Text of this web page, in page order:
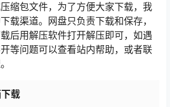
缩包文件，为了方便大家下载，我
载渠道。网盘只负责下载和保存，
后用解压软件打开解压即可，如遇
等问题可以查看站内帮助，或者联
载